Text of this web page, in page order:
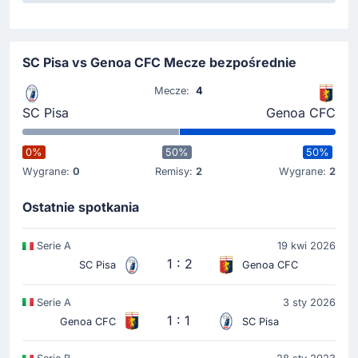
Simone Canestrelli (Strzelec)
Rozpoczecie spotkania
SC Pisa vs Genoa CFC Mecze bezpośrednie
SC Pisa
Mecze:4
Genoa CFC
0%
Wygrane: 0
50%
Remisy:2
50%
Wygrane: 2
Ostatnie spotkania
Serie A
19 kwi 2026
SC Pisa
1 : 2 Genoa CFC
Serie A
3 sty 2026
Genoa CFC
1 : 1 SC Pisa